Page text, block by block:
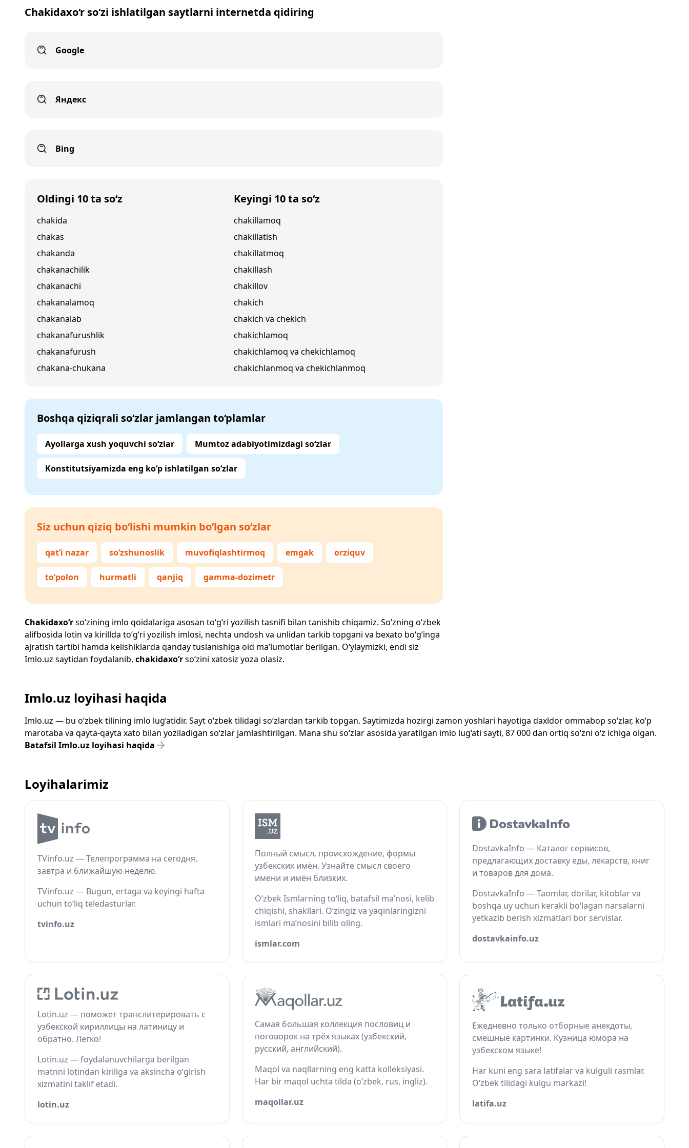
Chakidaxo‘r so‘zi ishlatilgan saytlarni internetda qidiring
Google
Яндекс
Bing
Oldingi 10 ta so‘z
chakida
chakas
chakanda
chakanachilik
chakanachi
chakanalamoq
chakanalab
chakanafurushlik
chakanafurush
chakana-chukana
Keyingi 10 ta so‘z
chakillamoq
chakillatish
chakillatmoq
chakillash
chakillov
chakich
chakich va chekich
chakichlamoq
chakichlamoq va chekichlamoq
chakichlanmoq va chekichlanmoq
Boshqa qiziqrali so‘zlar jamlangan to‘plamlar
Ayollarga xush yoquvchi so‘zlar Mumtoz adabiyotimizdagi so‘zlar
Konstitutsiyamizda eng ko‘p ishlatilgan so‘zlar
Siz uchun qiziq bo‘lishi mumkin bo‘lgan so‘zlar
qat’i nazar so‘zshunoslik muvofiqlashtirmoq emgak orziquv
to‘polon hurmatli qanjiq gamma-dozimetr
Chakidaxo‘rso‘zining imlo qoidalariga asosan to‘g‘ri yozilish tasnifi bilan tanishib chiqamiz. So‘zning o‘zbek
alifbosida lotin va kirillda to‘g‘ri yozilish imlosi, nechta undosh va unlidan tarkib topgani va bexato bo‘g‘inga
ajratish tartibi hamda kelishiklarda qanday tuslanishiga oid ma’lumotlar berilgan. O‘ylaymizki, endi siz
Imlo.uz saytidan foydalanib, chakidaxo‘rso‘zini xatosiz yoza olasiz.
Imlo.uz loyihasi haqida
Imlo.uz — bu o‘zbek tilining imlo lug‘atidir. Sayt o‘zbek tilidagi so‘zlardan tarkib topgan. Saytimizda hozirgi zamon yoshlari hayotiga daxldor ommabop so‘zlar, ko‘p
marotaba va qayta-qayta xato bilan yoziladigan so‘zlar jamlashtirilgan. Mana shu so‘zlar asosida yaratilgan imlo lug‘ati sayti, 87 000 dan ortiq so‘zni o‘z ichiga olgan.
Batafsil Imlo.uz loyihasi haqida
Loyihalarimiz
TVinfo.uz — Телепрограмма на сегодня,
завтра и ближайшую неделю.
TVinfo.uz — Bugun, ertaga va keyingi hafta
uchun to‘liq teledasturlar.
tvinfo.uz
Полный смысл, происхождение, формы
узбекских имён. Узнайте смысл своего
имени и имён близких.
O‘zbek Ismlarning to‘liq, batafsil ma’nosi, kelib
chiqishi, shakllari. O‘zingiz va yaqinlaringizni
ismlari ma’nosini bilib oling.
ismlar.com
DostavkaInfo — Каталог сервисов,
предлагающих доставку еды, лекарств, книг
и товаров для дома.
DostavkaInfo — Taomlar, dorilar, kitoblar va
boshqa uy uchun kerakli bo‘lagan narsalarni
yetkazib berish xizmatlari bor servislar.
dostavkainfo.uz
Lotin.uz — поможет транслитерировать с
узбекской кириллицы на латиницу и
обратно. Легко!
Lotin.uz — foydalanuvchilarga berilgan
matnni lotindan kirillga va aksincha o‘girish
xizmatini taklif etadi.
lotin.uz
Самая большая коллекция пословиц и
поговорок на трёх языках (узбекский,
русский, английский).
Maqol va naqllarning eng katta kolleksiyasi.
Har bir maqol uchta tilda (o‘zbek, rus, ingliz).
maqollar.uz
Ежедневно только отборные анекдоты,
смешные картинки. Кузница юмора на
узбекском языке!
Har kuni eng sara latifalar va kulguli rasmlar.
O‘zbek tilidagi kulgu markazi!
latifa.uz